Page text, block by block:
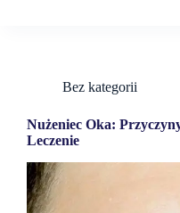
Bez kategorii
Nużeniec Oka:
Leczenie